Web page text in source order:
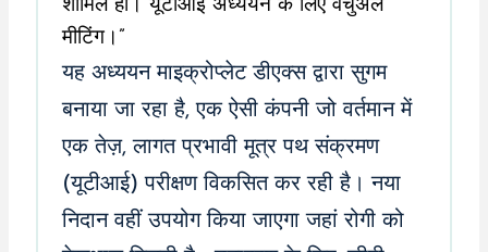
यह अध्ययन माइक्रोप्लेट डीएक्स द्वारा सुगम
बनाया जा रहा है, एक ऐसी कंपनी जो वर्तमान में
एक तेज़, लागत प्रभावी मूत्र पथ संक्रमण
(यूटीआई) परीक्षण विकसित कर रही है। नया
निदान वहीं उपयोग किया जाएगा जहां रोगी को